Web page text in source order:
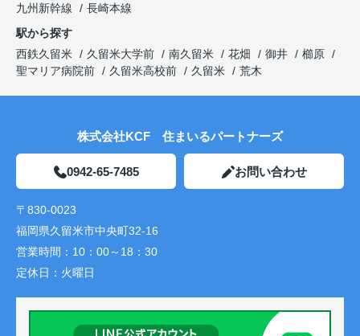
九州新幹線
長崎本線
駅から探す
西鉄久留米
久留米大学前 南久留米 花畑 御井
櫛原
聖マリア病院前
久留米高校前 久留米 荒木
株式会社KCF 住まいるパートナーズ
0942-65-7485 お問い合わせ
〒830-0023
福岡県久留米市中央町32-16
営業時間： 10：00～18：30
定休日： 火曜日